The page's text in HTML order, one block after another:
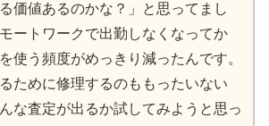
価値あるのかな？」と思ってまし
ートワークで出勤しなくなってか
使う頻度がめっきり減ったんです。
ために修理するのももったいない
な査定が出るか試してみようと思っ